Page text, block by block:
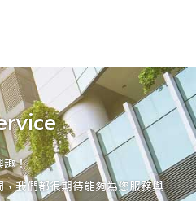
趣！
我們都很期待能夠為您服務與